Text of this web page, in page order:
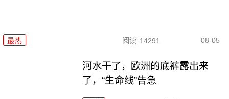
最热 阅读 14291 08-05
河水干了，欧洲的底裤露出来
了，“生命线”告急